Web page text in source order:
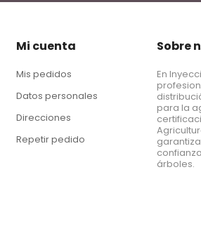
Mi cuenta
Mis pedidos
Datos personales
Direcciones
Repetir pedido
Sobre
En
para la
árboles.